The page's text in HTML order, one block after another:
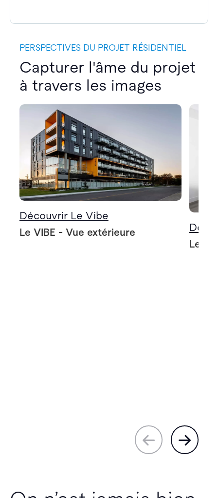
PERSPECTIVES DU PROJET RÉSIDENTIEL
Capturer l'âme du projet
à travers les images
Découvrir Le Vibe
Le VIBE - Vue extérieure
Le